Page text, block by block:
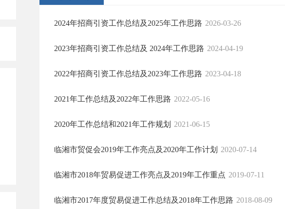
2024年招商引资工作总结及2025年工作思路 2026-03-26
2023年招商引资工作总结及 2024年工作思路 2024-04-19
2022年招商引资工作总结及2023年工作思路 2023-04-18
2021年工作总结及2022年工作思路 2022-05-16
2020年工作总结和2021年工作规划 2021-06-15
临湘市贸促会2019年工作亮点及2020年工作计划 2020-07-14
临湘市2018年贸易促进工作亮点及2019年工作重点 2019-07-11
临湘市2017年度贸易促进工作总结及2018年工作思路 2018-08-09